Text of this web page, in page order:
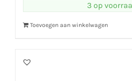
3 op
Toevoegen aan winkelwagen